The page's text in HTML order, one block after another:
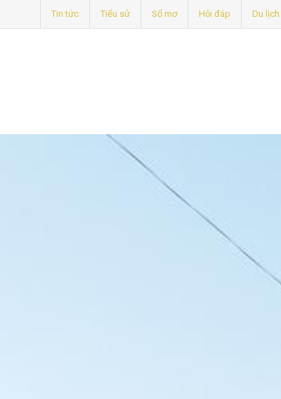
Du lịch
Hỏi đáp
Sổ mơ
Tiểu sử
Tin tức